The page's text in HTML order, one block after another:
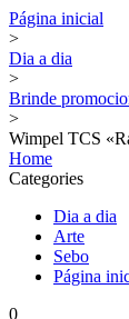
Página inicial
>
Dia a dia
>
Brinde
>
Wimpel TCS
Home
Categories
Dia a dia
Arte
Sebo
Página
0